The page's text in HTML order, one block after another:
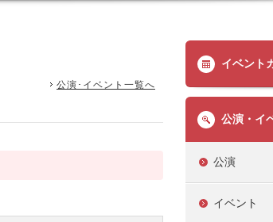
公演･イベント一覧へ
イベント
公演・イ
公演
イベント